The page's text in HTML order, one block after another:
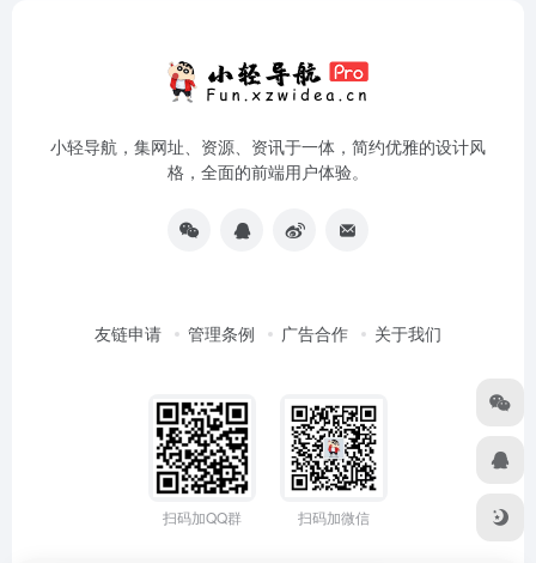
小轻导航，集网址、资源、资讯于一体，简约优雅的设计风
格，全面的前端用户体验。
友链申请 管理条例 广告合作 关于我们
扫码加QQ群 扫码加微信